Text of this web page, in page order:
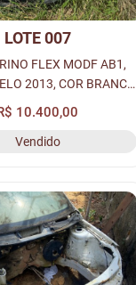
LOTE 007
FLEX MODF AB1,
2013, COR BRANCA
GASOLINA, PLACA:
2189, RENAVAM:
00588731846.
10.400,00
Vendido